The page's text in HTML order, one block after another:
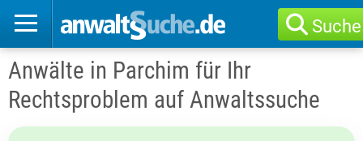
Suche
Anwälte in Parchim für Ihr
Rechtsproblem auf Anwaltssuche